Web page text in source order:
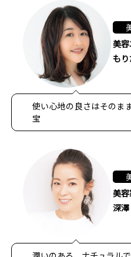
美
も
使い心地の良さはそのま
宝
美
深